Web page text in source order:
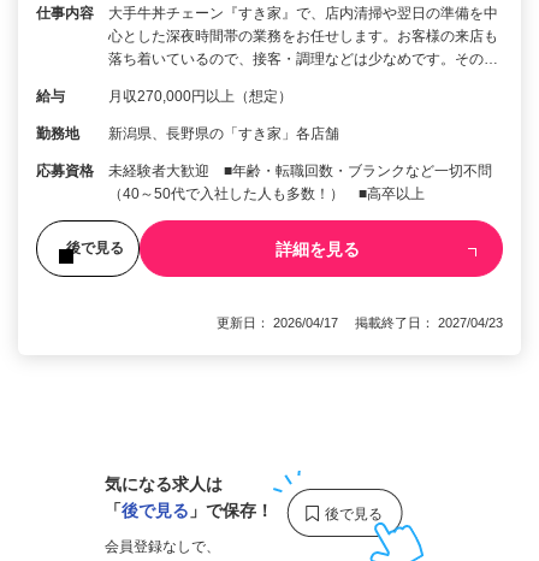
仕事内容
大手牛丼チェーン『すき家』で、店内清掃や翌日の準備を中
心とした深夜時間帯の業務をお任せします。お客様の来店も
落ち着いているので、接客・調理などは少なめです。その…
給与 月収270,000円以上（想定）
勤務地 新潟県、長野県の「すき家」各店舗
応募資格
未経験者大歓迎 ■年齢・転職回数・ブランクなど一切不問
（40～50代で入社した人も多数！） ■高卒以上
後で見る 詳細を見る
更新日： 2026/04/17 掲載終了日： 2027/04/23
気になる求人は
「後で見る 」で保存！
会員登録なしで、